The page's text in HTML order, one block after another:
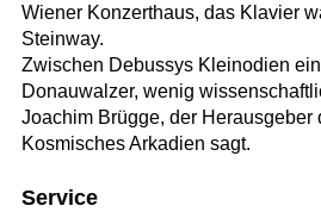
Wiener Konzerthaus, das Klavier
Steinway.
Zwischen Debussys Kleinodien
Donauwalzer, wenig
Joachim Brügge, der Herausgeber
Kosmisches Arkadien sagt.
Service